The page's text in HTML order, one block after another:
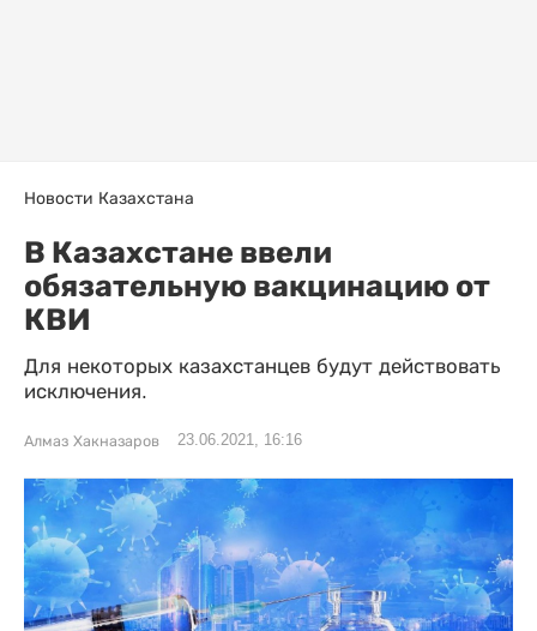
Новости Казахстана
В Казахстане ввели
обязательную вакцинацию от
КВИ
Для некоторых казахстанцев будут действовать
исключения.
Алмаз Хакназаров 23.06.2021, 16:16